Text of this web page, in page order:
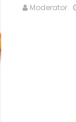
Moderator